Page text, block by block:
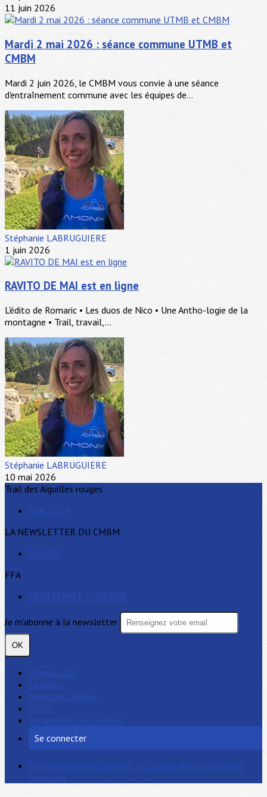
11 juin 2026
Mardi 2 mai 2026 : séance commune UTMB et
CMBM
Mardi 2 juin 2026, le CMBM vous convie à une séance
d'entraînement commune avec les équipes de...
Stéphanie LABRUGUIERE
1 juin 2026
RAVITO DE MAI est en ligne
L'édito de Romaric • Les duos de Nico • Une Antho-logie de la
montagne • Trail, travail,...
Stéphanie LABRUGUIERE
10 mai 2026
Trail des Aiguilles rouges
TAR 2024
LA NEWSLETTER DU CMBM
RAVITO
FFA
MON ESPACE COUREUR
Je m'abonne à la newsletter
OK
Plan du site
Licences
Mentions légales
CGUV
Paramétrer vos cookies
Se connecter
Propulsé par AssoConnect, le logiciel des associations
Sportives